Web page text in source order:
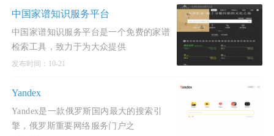
师、学生及社
会公众。
中国家谱知识服务平台
中国家谱知识服务平台是一个免费的家谱
检索工具，致力于为大众提供
发布时间：10-21
Yandex
Yandex是一款俄罗斯国内最大的搜索引
擎，俄罗斯重要网络服务门户之